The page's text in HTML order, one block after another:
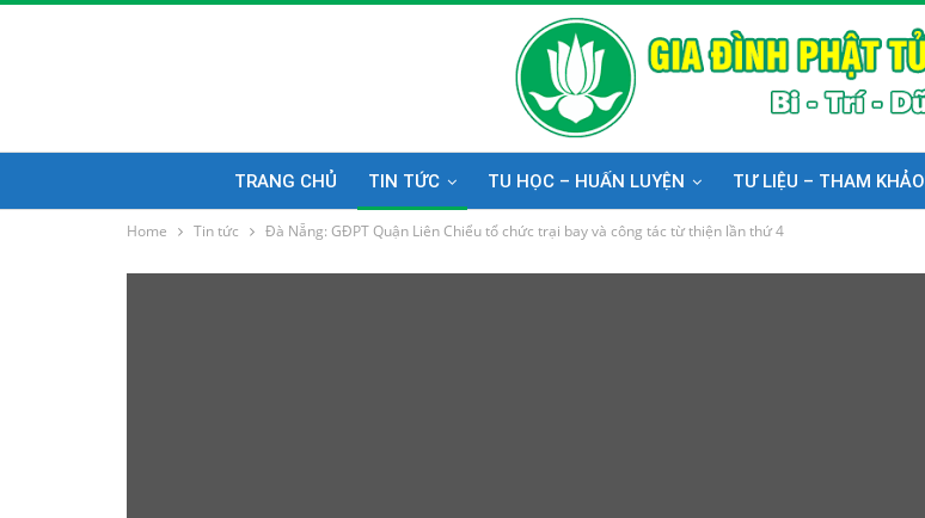
TRANG CHỦ TIN TỨC TU HỌC – HUẤN LUYỆN TƯ LIỆU – THAM KHẢO
Home Tin tức Đà Nẵng: GĐPT Quận Liên Chiểu tổ chức trại bay và công tác từ thiện lần thứ 4